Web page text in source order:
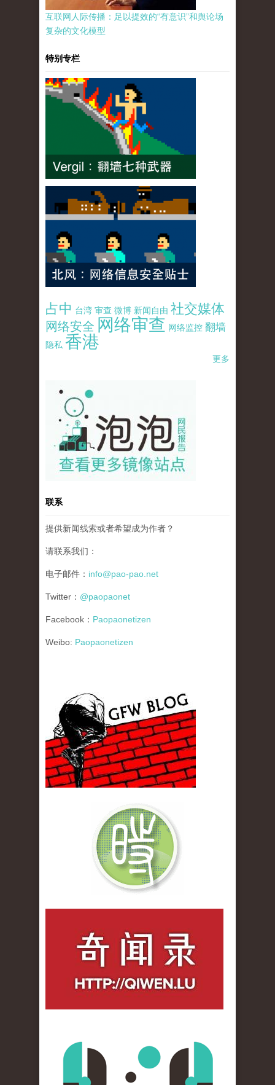
互联网人际传播：足以提效的“有意识”和舆论场
复杂的文化模型
特别专栏
占中 台湾 审查 微博 新闻自由 社交媒体
网络安全 网络审查 网络监控 翻墙
隐私 香港
更多
pao-pao-banner-mirror-site-120814.jpg
联系
提供新闻线索或者希望成为作者？
请联系我们：
电子邮件： info@pao-pao.net
Twitter： @paopaonet
Facebook： Paopaonetizen
Weibo: Paopaonetizen
gfw_blog_small.jpg